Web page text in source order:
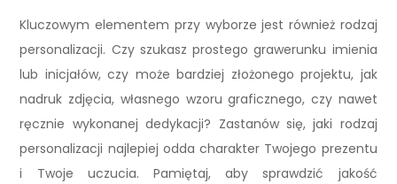
Kluczowym elementem przy wyborze jest również rodzaj
personalizacji. Czy szukasz prostego grawerunku imienia
lub inicjałów, czy może bardziej złożonego projektu, jak
nadruk zdjęcia, własnego wzoru graficznego, czy nawet
ręcznie wykonanej dedykacji? Zastanów się, jaki rodzaj
personalizacji najlepiej odda charakter Twojego prezentu
i Twoje uczucia. Pamiętaj, aby sprawdzić jakość